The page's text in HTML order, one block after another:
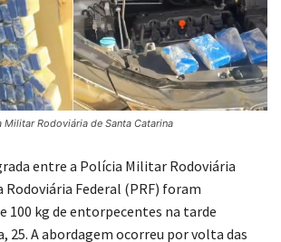
Militar Rodoviária de Santa Catarina
entre a Polícia Militar Rodoviária
Rodoviária Federal (PRF) foram
100 kg de entorpecentes na tarde
25. A abordagem ocorreu por volta das